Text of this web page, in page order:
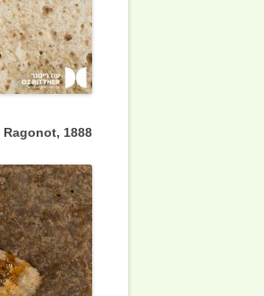
Ragonot, 1888